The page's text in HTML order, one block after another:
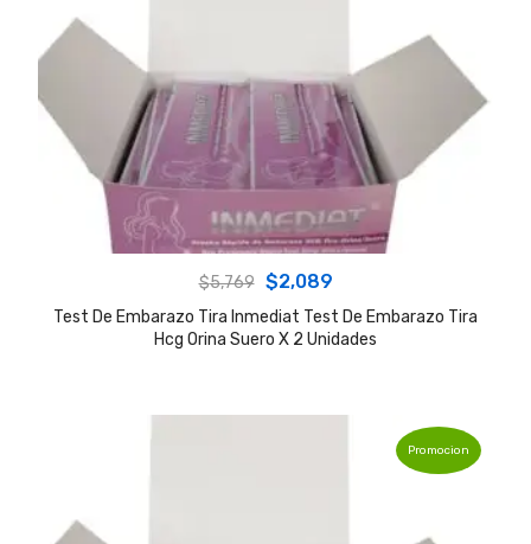
$5,769 Original
price
was:
$2,089Current
price
is:
Test De Embarazo Tira Inmediat Test De Embarazo Tira
Hcg Orina Suero X 2 Unidades
Promocion